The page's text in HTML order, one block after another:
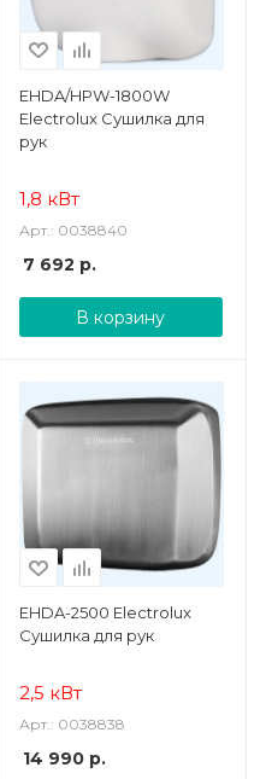
EHDA/HPW-1800W
Electrolux Сушилка для
рук
1,8 кВт
Арт.: 0038840
7 692 р.
В корзину
EHDA-2500 Electrolux
Сушилка для рук
2,5 кВт
Арт.: 0038838
14 990р.